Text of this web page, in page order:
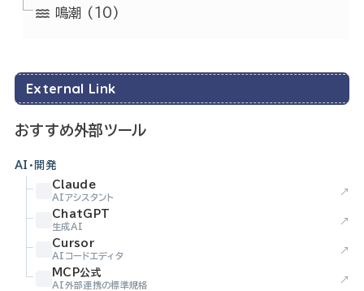
鳴潮 (10)
External Link
おすすめ外部ツール
AI・開発
Claude
AIアシスタント
↗
ChatGPT
生成AI
↗
Cursor
AIコードエディタ
↗
MCP公式
AI外部連携の標準規格
↗